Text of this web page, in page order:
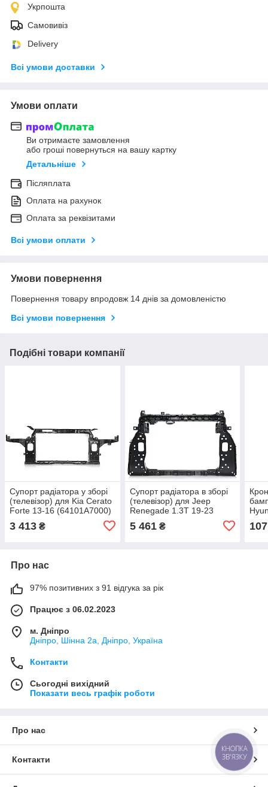
Укрпошта
Самовивіз
Delivery
Всі умови доставки
Умови оплати
Ви отримаєте замовлення
або гроші повернуться на вашу картку
Детальніше
Післяплата
Оплата на рахунок
Оплата за реквізитами
Всі умови оплати
Умови повернення
Повернення товару впродовж 14 днів за домовленістю
Всі умови повернення
Подібні товари компанії
Супорт радіатора у зборі
(телевізор) для Kia Cerato
Forte 13-16 (64101A7000)
3 413 ₴
Супорт радіатора в зборі
(телевізор) для Jeep
Renegade 1.3T 19-23
5 461₴ 107
Про нас
97% позитивних з 91 відгука за рік
Працює з 06.02.2023
м. Дніпро
Дніпро, Шінна 2а, Дніпро, Україна
Контакти
Сьогодні вихідний
Показати весь графік роботи
Про нас
Контакти
КНОПКА
ЗВ'ЯЗКУ